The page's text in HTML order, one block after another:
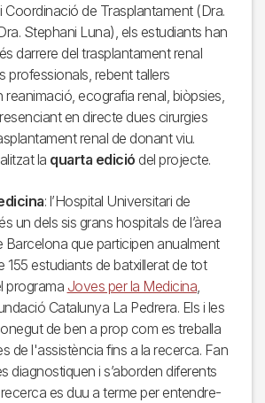
Coordinació de Trasplantament (Dra.
Stephani Luna), els estudiants han
darrere del trasplantament renal
professionals, rebent tallers
reanimació, ecografia renal, biòpsies,
en directe dues cirurgies
renal de donant viu.
la quarta edició del projecte.
: l’Hospital Universitari de
un dels sis grans hospitals de l’àrea
Barcelona que participen anualment
155 estudiants de batxillerat de tot
programa Joves per la Medicina,
Catalunya La Pedrera. Els i les
de ben a prop com es treballa
de l'assistència fins a la recerca. Fan
diagnostiquen i s’aborden diferents
es duu a terme per entendre-